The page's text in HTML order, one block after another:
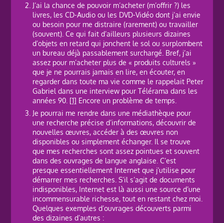
J’ai la chance de pouvoir m’acheter (m’offrir ?) les
livres, les CD-Audio ou les DVD-Vidéo dont j’ai envie
ou besoin pour me distraire (rarement) ou travailler
(souvent). Ce qui fait d’ailleurs plusieurs dizaines
d’objets en retard qui jonchent le sol ou surplombent
un bureau déjà passablement surchargé. Bref, j’ai
assez pour m’acheter plus de « produits culturels »
que je ne pourrais jamais en lire, en écouter, en
regarder dans toute ma vie comme le rappelait Peter
Gabriel dans une interview pour Télérama dans les
années 90. [1] Encore un problème de temps.
Je pourrai me rendre dans une médiathèque pour
une recherche précise d’informations, découvrir de
nouvelles œuvres, accéder à des œuvres non
disponibles ou simplement échanger. Il se trouve
que mes recherches sont assez pointues et souvent
dans des ouvrages de langue anglaise. C’est
presque essentiellement Internet que j’utilise pour
démarrer mes recherches. S’il s’agit de documents
indisponibles, Internet est là aussi une source d’une
incommensurable richesse, tout en restant chez moi.
Quelques exemples d’ouvrages découverts parmi
des dizaines d’autres :